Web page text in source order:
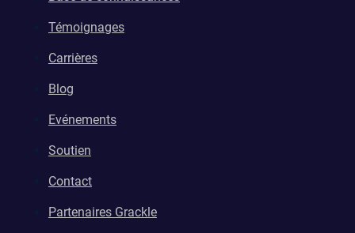
Témoignages
Carrières
Blog
Evénements
Soutien
Contact
Partenaires Grackle